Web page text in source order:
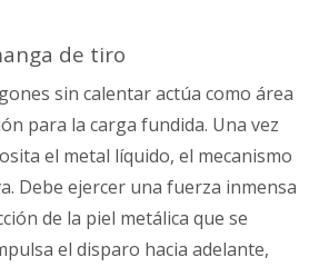
de tiro
sin calentar actúa como área
para la carga fundida. Una vez
el metal líquido, el mecanismo
Debe ejercer una fuerza inmensa
de la piel metálica que se
el disparo hacia adelante,